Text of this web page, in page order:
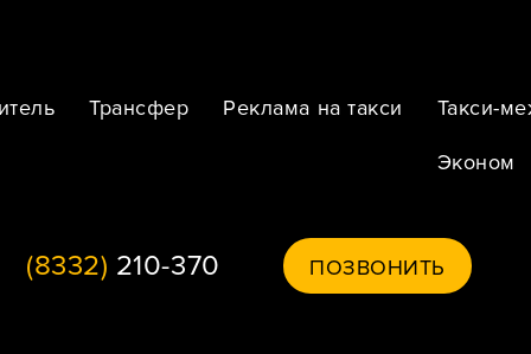
Трансфер Реклама на такси Такси-
Эконом
(8332) 210-370 ПОЗВОНИТЬ